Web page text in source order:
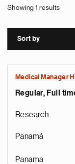
Showing 1 results
Sort by
Medical Manager
Regular, Full
Research
Panamá
Panama